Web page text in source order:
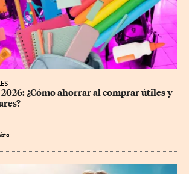
2026: ¿Cómo ahorrar al comprar útiles y